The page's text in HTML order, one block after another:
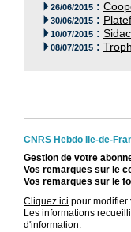
26/06/2015 :
30/06/2015 :
10/07/2015 :
08/07/2015 :
CNRS Hebdo Ile-de-
Gestion de votre
Vos remarques sur le
Vos remarques sur le
Cliquez ici pour modifier
Les informations
d'information.